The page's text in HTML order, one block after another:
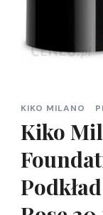
KIKO MILANO
Kiko